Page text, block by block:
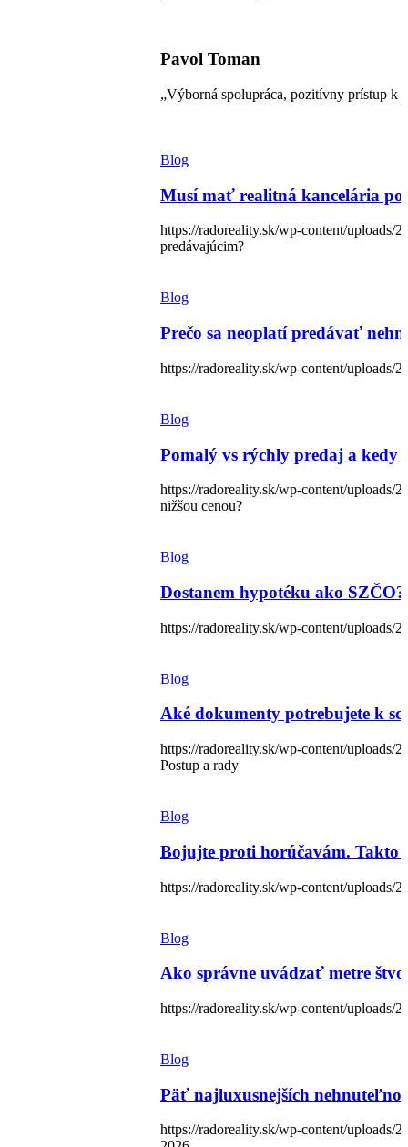
Pavol Toman
„Výborná spolupráca, pozitívny prístup k
Blog
Musí mať realitná kancelária
https://radoreality.sk/wp-content/uploads/
predávajúcim?
Blog
Prečo sa neoplatí predávať
https://radoreality.sk/wp-content/uploads/
Blog
Pomalý vs rýchly predaj a kedy
https://radoreality.sk/wp-content/uploads/
nižšou cenou?
Blog
Dostanem hypotéku ako
https://radoreality.sk/wp-content/uploads/
Blog
Aké dokumenty potrebujete k
https://radoreality.sk/wp-content/uploads/
Postup a rady
Blog
Bojujte proti horúčavám. Takto
https://radoreality.sk/wp-content/uploads/
Blog
Ako správne uvádzať metre
https://radoreality.sk/wp-content/uploads/
Blog
Päť najluxusnejších
https://radoreality.sk/wp-content/uploads/